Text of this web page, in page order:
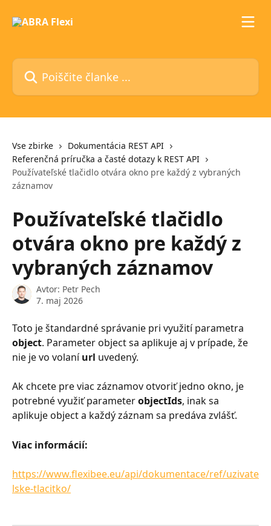
Poiščite članke ...
Vse zbirke
Dokumentácia REST API
Referenčná príručka a časté dotazy k REST API
Používateľské tlačidlo otvára okno pre každý z vybraných
záznamov
Používateľské tlačidlo
otvára okno pre každý z
vybraných záznamov
Avtor: Petr Pech
7. maj 2026
Toto je štandardné správanie pri využití parametra
object. Parameter object sa aplikuje aj v prípade, že
nie je vo volaní url uvedený.
Ak chcete pre viac záznamov otvoriť jedno okno, je
potrebné využiť parameter objectIds, inak sa
aplikuje object a každý záznam sa predáva zvlášť.
Viac informácií:
https://www.flexibee.eu/api/dokumentace/ref/uzivate
lske-tlacitko/